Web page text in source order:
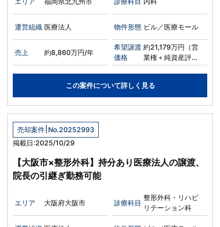
運営組織 医療法人 物件形態 ビル／医療モール
売上 約8,860万円/年
希望譲渡
価格
約21,179万円（営
業権＋純資産評価
額）
この案件について詳しく見る
売却案件 No.20252993
掲載日:2025/10/29
【大阪市×整形外科】持分あり医療法人の譲渡、
院長の引継ぎ勤務可能
エリア 大阪府大阪市 診療科目
整形外科・リハビ
リテーション科